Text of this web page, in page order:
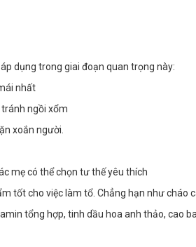
dụng trong giai đoạn quan trọng này:
nhất
ngồi xổm
xoắn người.
mẹ có thể chọn tư thế yêu thích
tốt cho việc làm tổ. Chẳng hạn như cháo
tổng hợp, tinh dầu hoa anh thảo, cao